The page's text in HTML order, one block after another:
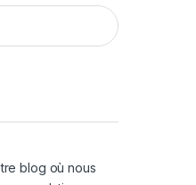
blog où nous